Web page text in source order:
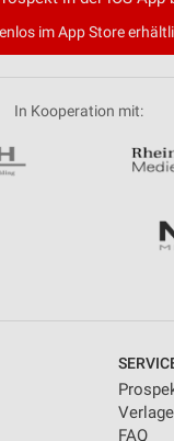
im App Store
In Kooperation mit:
Verlage
FAQ